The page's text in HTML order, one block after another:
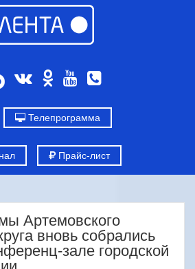
Телепрограмма
Прайс-лист
Артемовского
вновь собрались
зале городской